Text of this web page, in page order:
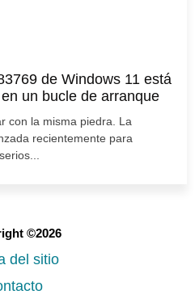
de Windows 11 está
un bucle de arranque
con la misma piedra. La
recientemente para
©2026
del sitio